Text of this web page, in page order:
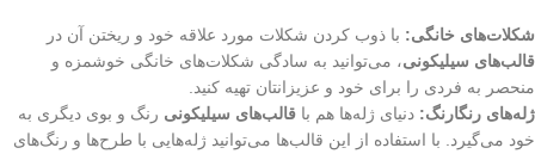
شکلات‌های خانگی: با ذوب کردن شکلات مورد علاقه خود و ریختن آن در
قالب‌های سیلیکونی، می‌توانید به سادگی شکلات‌های خانگی خوشمزه و
منحصر به فردی را برای خود و عزیزانتان تهیه کنید.
ژله‌های رنگارنگ: دنیای ژله‌ها هم با قالب‌های سیلیکونی رنگ و بوی دیگری به
خود می‌گیرد. با استفاده از این قالب‌ها می‌توانید ژله‌هایی با طرح‌ها و رنگ‌های